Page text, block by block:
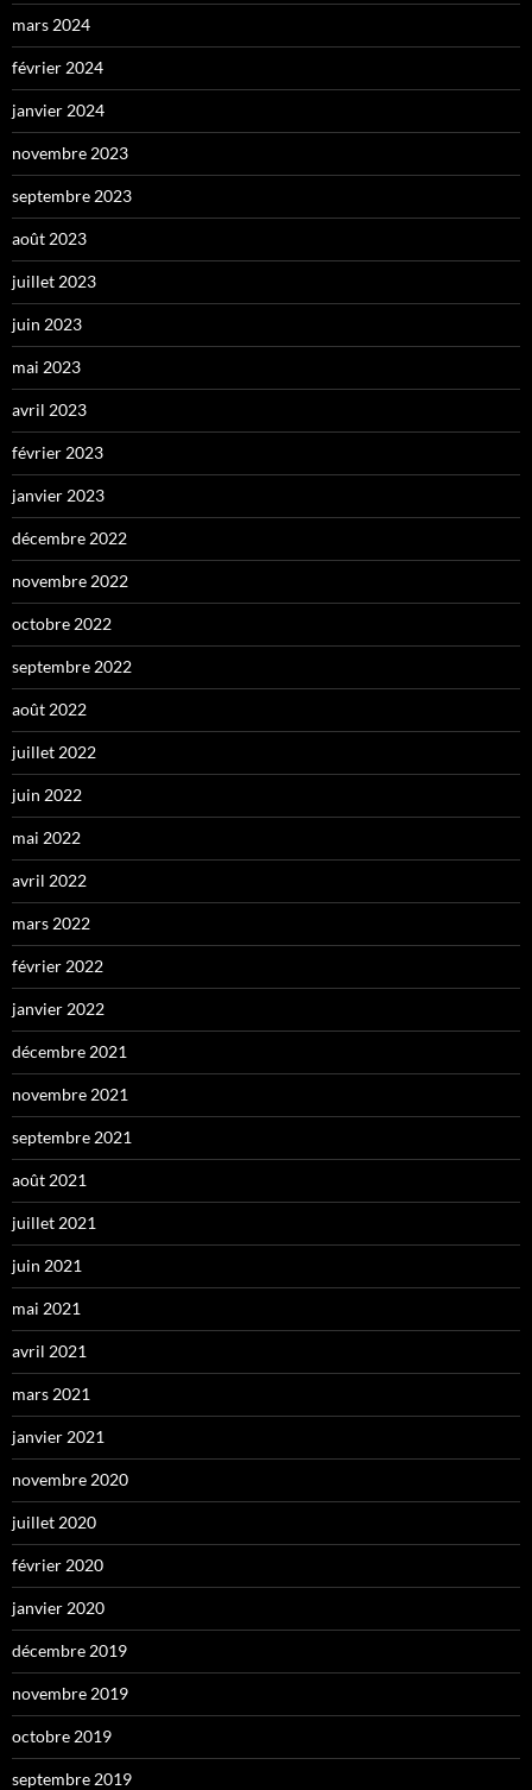
mars 2024
février 2024
janvier 2024
novembre 2023
septembre 2023
août 2023
juillet 2023
juin 2023
mai 2023
avril 2023
février 2023
janvier 2023
décembre 2022
novembre 2022
octobre 2022
septembre 2022
août 2022
juillet 2022
juin 2022
mai 2022
avril 2022
mars 2022
février 2022
janvier 2022
décembre 2021
novembre 2021
septembre 2021
août 2021
juillet 2021
juin 2021
mai 2021
avril 2021
mars 2021
janvier 2021
novembre 2020
juillet 2020
février 2020
janvier 2020
décembre 2019
novembre 2019
octobre 2019
septembre 2019